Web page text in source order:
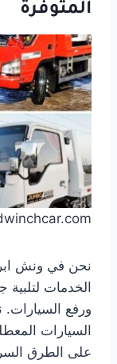
المتوفرة
نحن في ونش
الخدمات لتلبية
ورفع
السيارات
على الطرق